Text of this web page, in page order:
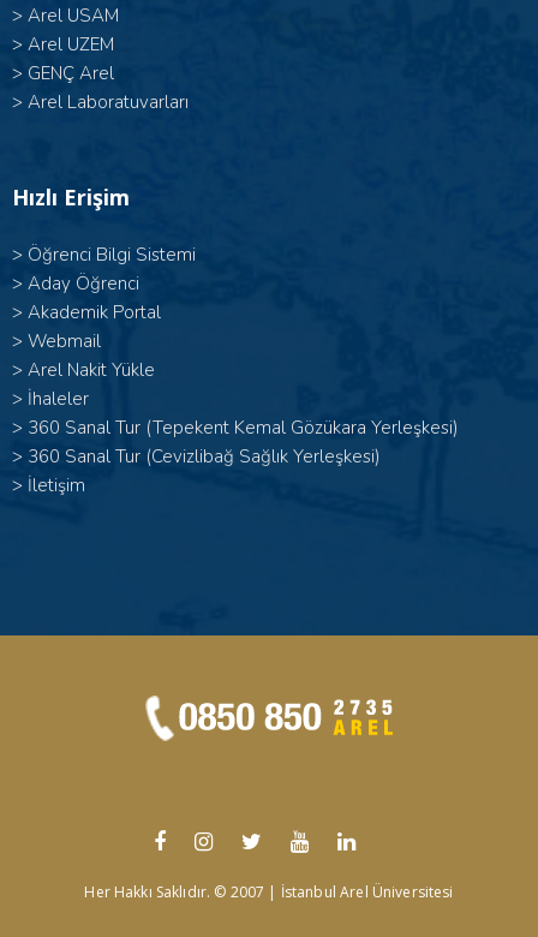
> Arel USAM
> Arel UZEM
> GENÇ Arel
> Arel Laboratuvarları
Hızlı Erişim
> Öğrenci Bilgi Sistemi
> Aday Öğrenci
> Akademik Portal
> Webmail
> Arel Nakit Yükle
> İhaleler
> 360 Sanal Tur (Tepekent Kemal Gözükara Yerleşkesi)
> 360 Sanal Tur (Cevizlibağ Sağlık Yerleşkesi)
> İletişim
Her Hakkı Saklıdır. © 2007 | İstanbul Arel Üniversitesi